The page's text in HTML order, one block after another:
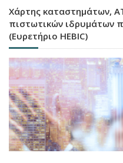
Χάρτης καταστημάτων,
πιστωτικών ιδρυμάτων
(Ευρετήριο HEBIC)